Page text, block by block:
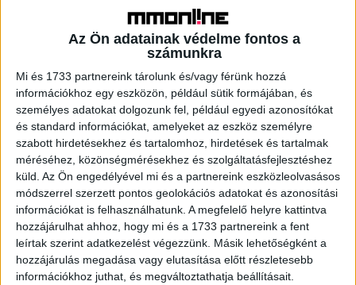
Az Ön adatainak védelme fontos a
számunkra
Mi és 1733 partnereink tárolunk és/vagy férünk hozzá
információkhoz egy eszközön, például sütik formájában, és
személyes adatokat dolgozunk fel, például egyedi azonosítókat
és standard információkat, amelyeket az eszköz személyre
szabott hirdetésekhez és tartalomhoz, hirdetések és tartalmak
méréséhez, közönségmérésekhez és szolgáltatásfejlesztéshez
küld. Az Ön engedélyével mi és a partnereink eszközleolvasásos
módszerrel szerzett pontos geolokációs adatokat és azonosítási
információkat is felhasználhatunk. A megfelelő helyre kattintva
hozzájárulhat ahhoz, hogy mi és a 1733 partnereink a fent
leírtak szerint adatkezelést végezzünk. Másik lehetőségként a
hozzájárulás megadása vagy elutasítása előtt részletesebb
információkhoz juthat, és megváltoztathatja beállításait.
előadás óriási sikert aratott világszerte. A következő
kritikák is ezt támasztják alá:
„A kritikusok első számú választása: a legjobb dolog, amit
ezen a héten láttunk!” – The Times
„Pontosan azt nyújtja, amit egy rajongó várhat – erős,
független nőkről szóló gondolatok, ódák a női
barátsághoz, őszinte beszélgetések a menopauzáról, a
válás utáni randizásról és az ‘érett évekről’ – és éppen
ezért vagyunk itt.” — The Guardian
„Szex és New York: a meztelen igazság az igazi Carrie
Bradshaw-tól” — The London Times